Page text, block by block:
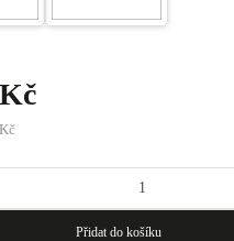
Přidat do košíku